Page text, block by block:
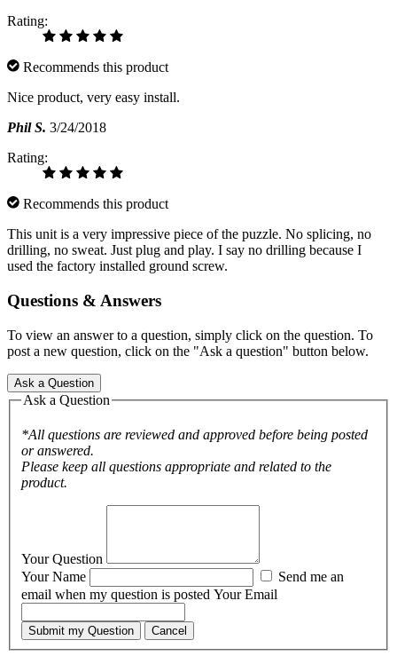
Rating:
Recommends this product
Nice product, very easy install.
Phil S. 3/24/2018
Rating:
Recommends this product
This unit is a very impressive piece of the puzzle. No splicing, no
drilling, no sweat. Just plug and play. I say no drilling because I
used the factory installed ground screw.
Questions & Answers
To view an answer to a question, simply click on the question. To
post a new question, click on the "Ask a question" button below.
Ask a Question
Ask a Question
*All questions are reviewed and approved before being posted
or answered.
Please keep all questions appropriate and related to the
product.
Your Question
Your Name
email when my question is posted Your Email
Submit my Question Cancel